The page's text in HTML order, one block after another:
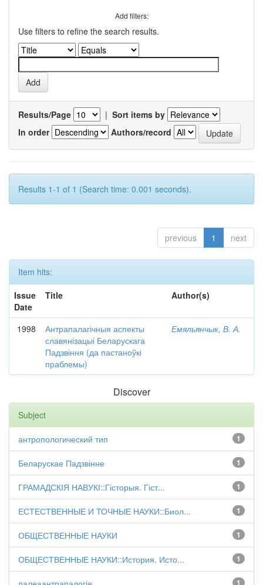
Add filters:
Use filters to refine the search results.
Results/Page | Sort items by
In order
Authors/record
Results 1-1 of 1 (Search time: 0.001 seconds).
previous 1 next
Item hits:
Issue
Date
Title Author(s)
1998
Антрапалагічныя аспекты
славянізацыі Беларускага
Падзвіння (да пастаноўкі
праблемы)
Емяльянчык, В. А.
Discover
Subject
1
антропологический тип
1
Беларускае Падзвінне
1
ГРАМАДСКІЯ НАВУКІ::Гісторыя. Гіст...
1
ЕСТЕСТВЕННЫЕ И ТОЧНЫЕ НАУКИ::Биол...
1
ОБЩЕСТВЕННЫЕ НАУКИ
1
ОБЩЕСТВЕННЫЕ НАУКИ::История. Исто...
1